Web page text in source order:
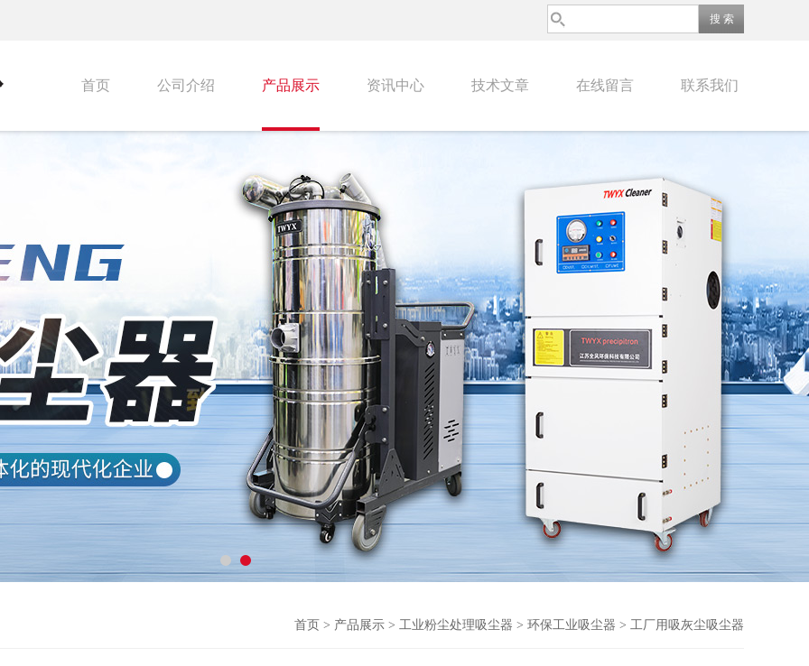
首页 公司介绍 产品展示 资讯中心 技术文章 在线留言 联系我们
首页 > 产品展示 > 工业粉尘处理吸尘器 > 环保工业吸尘器 > 工厂用吸灰尘吸尘器